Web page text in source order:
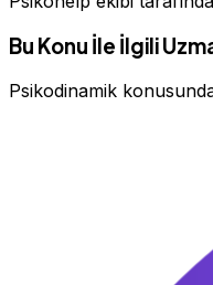
Bu Konu İle İlgili
Psikodinamik